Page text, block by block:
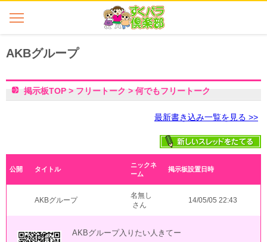
AKBグループ
最新書き込み一覧を見る >>
掲示板TOP > フリートーク >何でもフリートーク
公開 タイトル
ニックネ
ーム
掲示板設置日時
AKBグループ
名無し
さん
14/05/05 22:43
AKBグループ入りたい人きてー